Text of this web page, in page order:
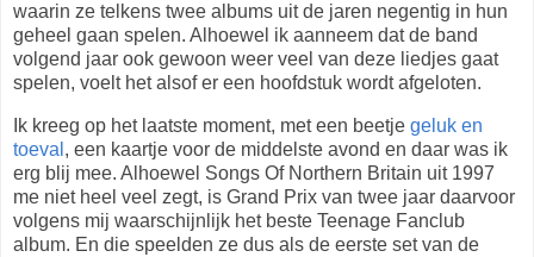
waarin ze telkens twee albums uit de jaren negentig in hun
geheel gaan spelen. Alhoewel ik aanneem dat de band
volgend jaar ook gewoon weer veel van deze liedjes gaat
spelen, voelt het alsof er een hoofdstuk wordt afgeloten.
Ik kreeg op het laatste moment, met een beetje geluk en
toeval , een kaartje voor de middelste avond en daar was ik
erg blij mee. Alhoewel Songs Of Northern Britain uit 1997
me niet heel veel zegt, is Grand Prix van twee jaar daarvoor
volgens mij waarschijnlijk het beste Teenage Fanclub
album. En die speelden ze dus als de eerste set van de